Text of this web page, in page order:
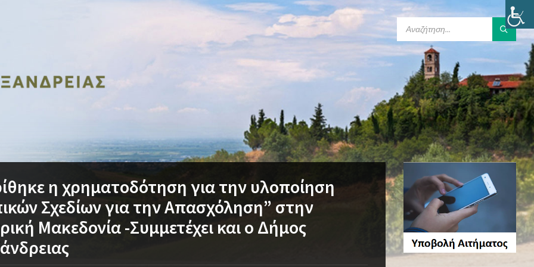
η χρηματοδότηση για την υλοποίηση
Σχεδίων για την Απασχόληση” στην
Μακεδονία -Συμμετέχει και ο Δήμος